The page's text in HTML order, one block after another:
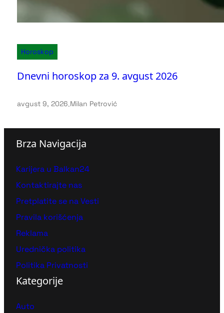
Horoskop
Dnevni horoskop za 9. avgust 2026
avgust 9, 2026.Milan Petrović
Brza Navigacija
Karijera u Balkan24
Kontaktirajte nas
Pretplatite se na Vesti
Pravila korišćenja
Reklama
Urednička politika
Politika Privatnosti
Kategorije
Auto